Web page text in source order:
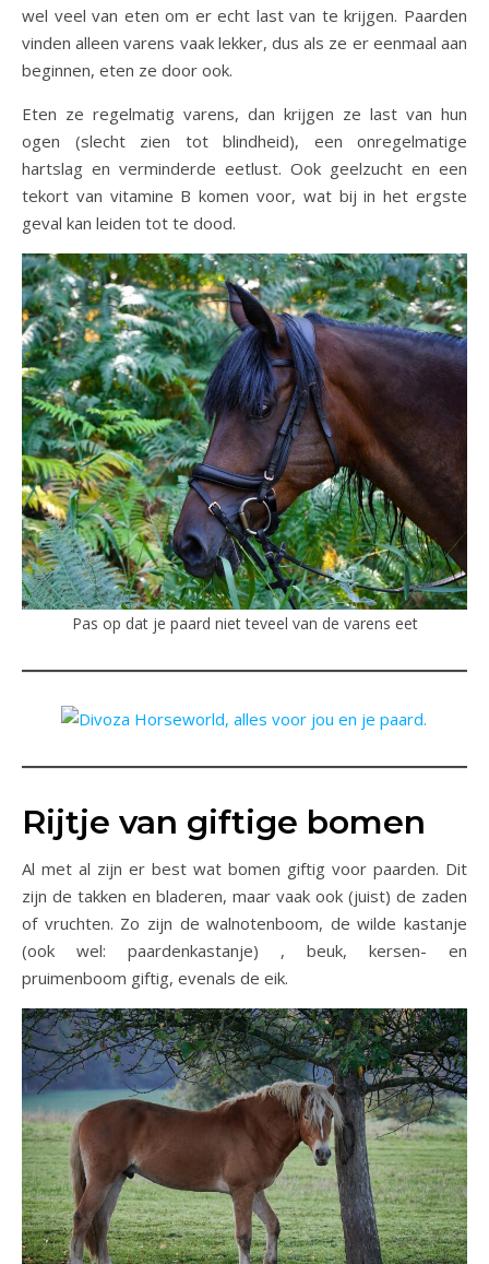
wel veel van eten om er echt last van te krijgen. Paarden
vinden alleen varens vaak lekker, dus als ze er eenmaal aan
beginnen, eten ze door ook.
Eten ze regelmatig varens, dan krijgen ze last van hun
ogen (slecht zien tot blindheid), een onregelmatige
hartslag en verminderde eetlust. Ook geelzucht en een
tekort van vitamine B komen voor, wat bij in het ergste
geval kan leiden tot te dood.
Pas op dat je paard niet teveel van de varens eet
Rijtje van giftige bomen
Al met al zijn er best wat bomen giftig voor paarden. Dit
zijn de takken en bladeren, maar vaak ook (juist) de zaden
of vruchten. Zo zijn de walnotenboom, de wilde kastanje
(ook wel: paardenkastanje) , beuk, kersen- en
pruimenboom giftig, evenals de eik.